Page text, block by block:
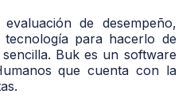
de desempeño,
para hacerlo de
Buk es un software
que cuenta con la